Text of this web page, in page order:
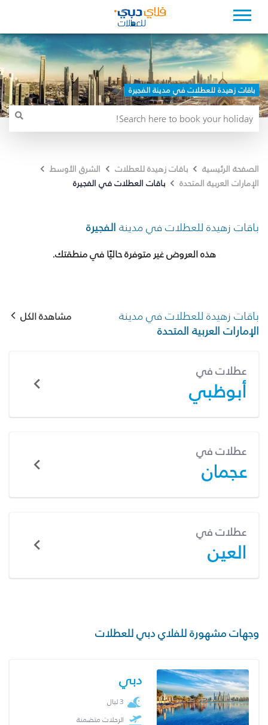
باقات زهيدة للعطلات في مدينة الفجيرة
الصفحة الرئيسية باقات زهيدة للعطلات
الشرق الأوسط
الإمارات العربية المتحدة
باقات العطلات في الفجيرة
باقات زهيدة للعطلات في مدينة الفجيرة
هذه العروض غير متوفرة حاليًا في منطقتك.
باقات زهيدة للعطلات في مدينة
الإمارات العربية المتحدة
مشاهدة الكل
عطلات في
أبوظبي
عطلات في
عجمان
عطلات في
العين
وجهات مشهورة للفلاي دبي للعطلات
دبي
3 ليال
الرحلات متضمنة